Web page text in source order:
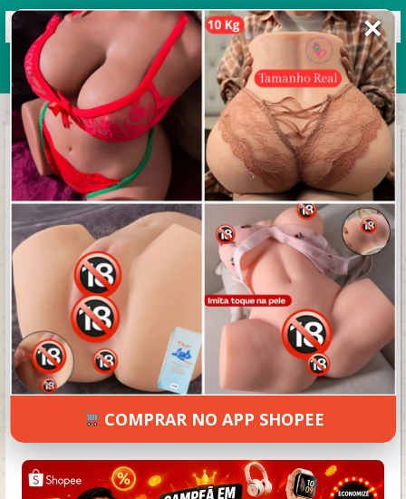
Grupos de WhatsApp 2026
+ Enviar grupo
Juventus
3.9/5 (17 avaliações)
✕
COMPRAR NO APP SHOPEE